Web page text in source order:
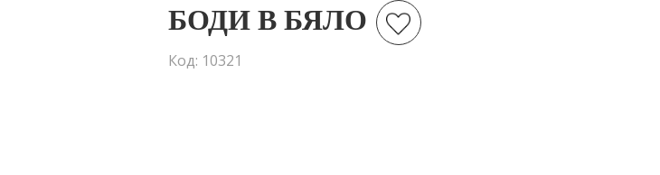
БОДИ В БЯЛО
Код: 10321